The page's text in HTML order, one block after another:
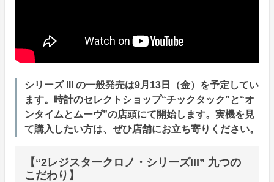
シリーズ III の一般発売は9月13日（金）を予定してい
ます。時計のセレクトショップ“チックタック”と“オ
ンタイムとムーヴ”の店頭にて開始します。実機を見
て購入したい方は、ぜひ店舗にお立ち寄りください。
【“2レジスタークロノ・シリーズIII” 九つの
こだわり】